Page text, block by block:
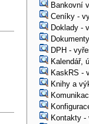
Bankovní
Ceníky -
Doklady -
DPH -
Kalendář,
KaskRS -
Knihy a
Kontakty -